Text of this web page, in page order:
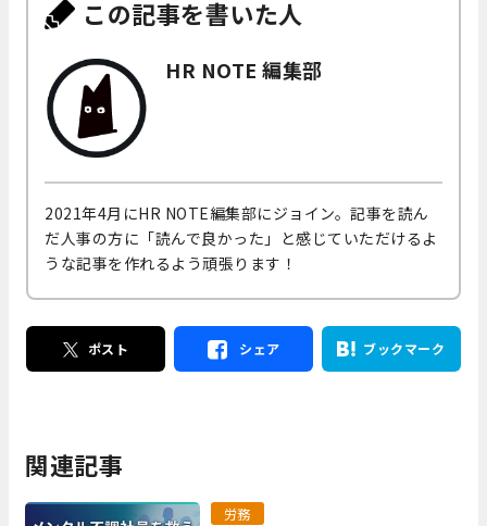
この記事を書いた人
HR NOTE 編集部
2021年4月にHR NOTE編集部にジョイン。記事を読ん
だ人事の方に「読んで良かった」と感じていただけるよ
うな記事を作れるよう頑張ります！
ポスト シェア ブックマーク
関連記事
労務